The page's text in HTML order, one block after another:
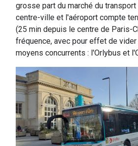
grosse part du marché du
centre-ville et l'aéroport compte
(25 min depuis le centre de Paris-
fréquence, avec pour effet de
moyens concurrents : l'Orlybus et